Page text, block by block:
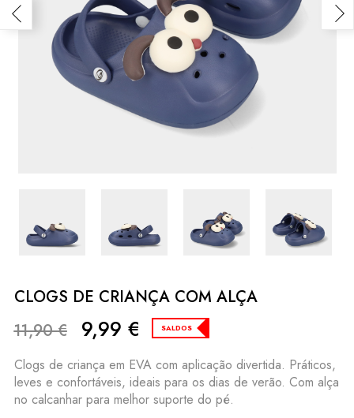
CLOGS DE CRIANÇA COM ALÇA
11,90€ 9,99 € SALDOS
Clogs de criança em EVA com aplicação divertida. Práticos,
leves e confortáveis, ideais para os dias de verão. Com alça
no calcanhar para melhor suporte do pé.